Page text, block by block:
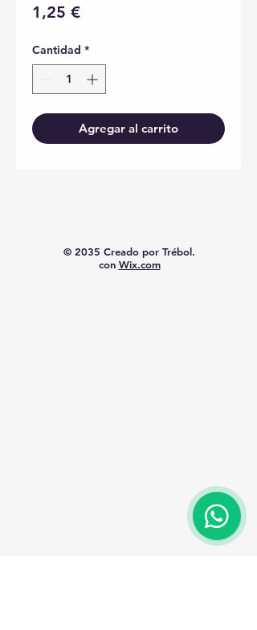
1,25 €Precio
Cantidad *
Agregar al carrito
© 2035 Creado por Trébol.
con Wix.com